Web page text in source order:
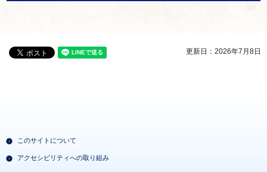
更新日：2026年7月8日
このサイトについて
アクセシビリティへの取り組み